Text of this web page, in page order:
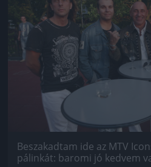
Beszakadtam ide az MTV
pálinkát: baromi jó kedvem